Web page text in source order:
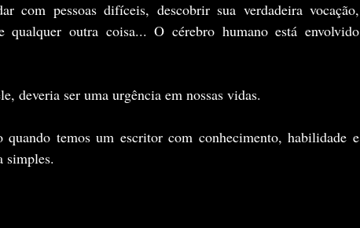
com pessoas difíceis, descobrir sua verdadeira vocação,
qualquer outra coisa... O cérebro humano está envolvido
deveria ser uma urgência em nossas vidas.
temos um escritor com conhecimento, habilidade e
simples.